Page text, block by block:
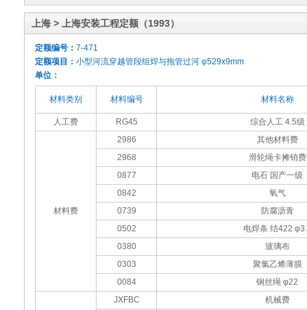
上海 > 上海安装工程定额（1993）
定额编号： 7-471
定额项目： 小型河流穿越管段组焊与拖管过河 φ529x9mm
单位：
材料类别 材料编号 材料名称
人工费 RG45 综合人工 4.5级
材料费
2986
其他材料费
2968
滑轮绳卡摊销费
0877
电石 国产一级
0842
氧气
0739
防腐沥青
0502
电焊条 结422
0380
玻璃布
0303
聚氯乙烯薄膜
0084
钢丝绳 φ22
JXFBC
机械费